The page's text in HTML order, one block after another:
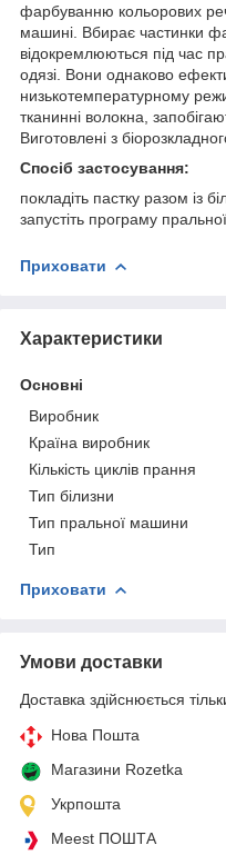
фарбуванню кольорових
машині. Вбирає частинки
відокремлюються під час
одязі. Вони однаково
низькотемпературному
тканинні волокна,
Виготовлені з
Спосіб застосування:
покладіть пастку разом із
запустіть програму
Приховати
Характеристики
Основні
Виробник
Країна виробник
Кількість циклів прання
Тип білизни
Тип пральної машини
Тип
Приховати
Умови доставки
Доставка здійснюється
Нова Пошта
Магазини Rozetka
Укрпошта
Meest ПОШТА